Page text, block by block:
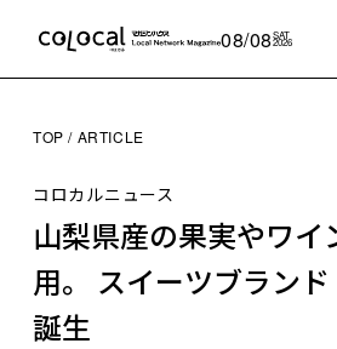
08/08SAT
2026
TOP ARTICLE
コロカルニュース
山梨県産の果実やワイ
用。 スイーツブラン
誕生